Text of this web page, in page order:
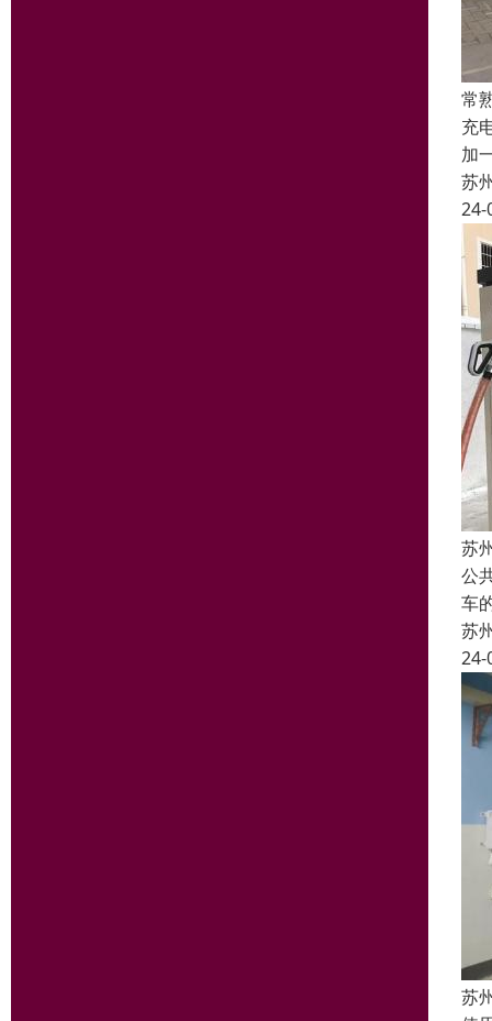
常
充
加
苏
24-
苏
公
车
苏
24-
苏